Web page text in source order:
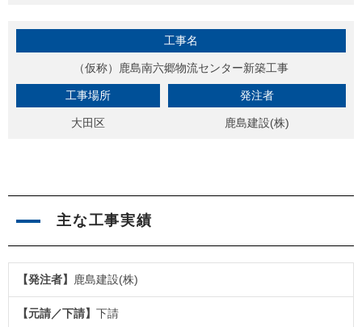
工事名
（仮称）鹿島南六郷物流センター新築工事
工事場所 発注者
大田区 鹿島建設(株)
主な工事実績
鹿島建設(株)
下請